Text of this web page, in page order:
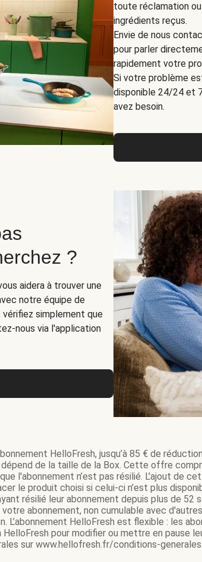
toute réclamation
ingrédients reçus.
Envie de nous
pour parler
rapidement votre
Si votre problème
disponible 24/24 et
avez besoin.
?
aidera à trouver une
notre équipe de
vérifiez simplement que
nous via l'application
HelloFresh, jusqu’à 85 € de
de la taille de la Box. Cette offre
l'abonnement n’est pas résilié. L’ajout de
le produit choisi si celui-ci n’est plus
résilié leur abonnement depuis plus de 52
abonnement, non cumulable avec
HelloFresh est flexible : les
pour modifier ou mettre en pause
sur www.hellofresh.fr/conditions-